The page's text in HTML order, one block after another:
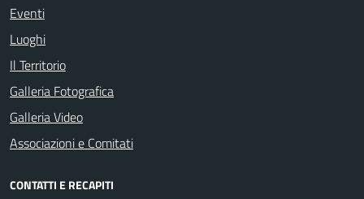
Eventi
Luoghi
Il Territorio
Galleria Fotografica
Galleria Video
Associazioni e Comitati
CONTATTI E RECAPITI